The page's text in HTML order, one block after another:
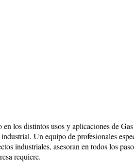
en los distintos usos y aplicaciones de
Un equipo de profesionales
industriales, asesoran en todos los
requiere.